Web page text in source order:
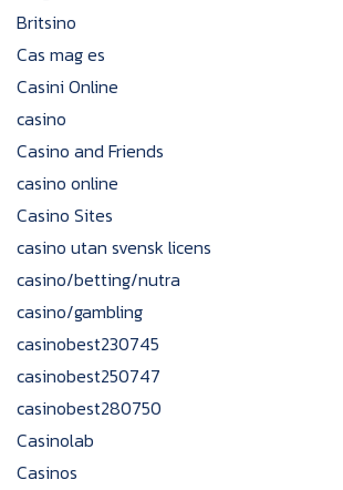
Britsino
Cas mag es
Casini Online
casino
Casino and Friends
casino online
Casino Sites
casino utan svensk licens
casino/betting/nutra
casino/gambling
casinobest230745
casinobest250747
casinobest280750
Casinolab
Casinos